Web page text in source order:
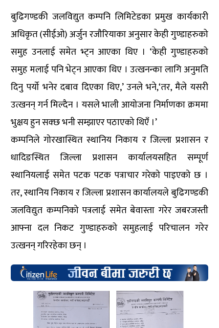
बुढिगण्डकी जलविद्युत कम्पनि लिमिटेडका प्रमुख कार्यकारी
अधिकृत (सीईओ) अर्जुन रजौरियाका अनुसार केही गुण्डाहरुको
समुह उनलाई समेत भ्ट्न आएका थिए । ‘केही गुण्डाहरुको
समुह मलाई पनि भेट्न आएका थिए । उत्खनन्का लागि अनुमति
दिनु पर्यो भनेर दबाव दिएका थिए,’ उनले भने,‘तर, मैले यसरी
उत्खनन् गर्न मिल्दैन । यसले भाली आयोजना निर्माणका क्रममा
भुक्षय हुन सक्छ भनी सम्झाएर पठाएको थिएँ ।’
कम्पनिले गोरखास्थित स्थानिय निकाय र जिल्ला प्रशासन र
धादिङस्थित जिल्ला प्रशासन कार्यालयसहित सम्पूर्ण
स्थानियलाई समेत पटक पटक पत्राचार गरेको पाइएको छ ।
तर, स्थानिय निकाय र जिल्ला प्रशासन कार्यालयले बुढिगण्डकी
जलविद्युत कम्पनिको पत्रलाई समेत बेवास्ता गरेर जबरजस्ती
आफ्ना दल निकट गुण्डाहरुको समुहलाई परिचालन गरेर
उत्खनन् गरिरहेका छन् ।